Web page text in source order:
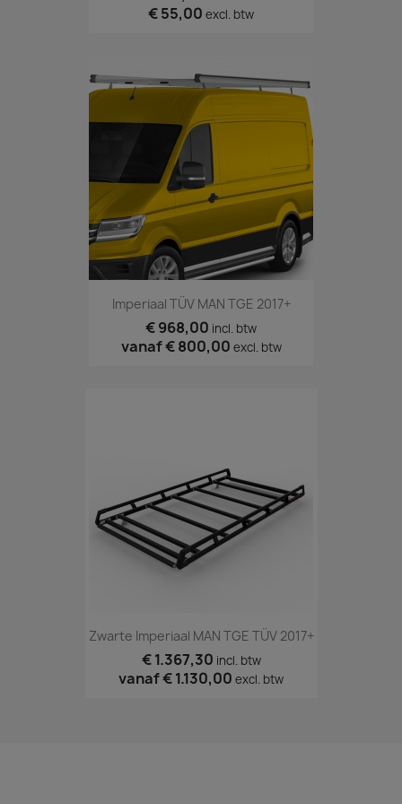
€ 55,00 excl. btw
Imperiaal TÜV MAN TGE 2017+
€ 968,00 incl. btw
vanaf€ 800,00 excl. btw
Zwarte Imperiaal MAN TGE TÜV 2017+
€ 1.367,30 incl. btw
vanaf€ 1.130,00 excl. btw